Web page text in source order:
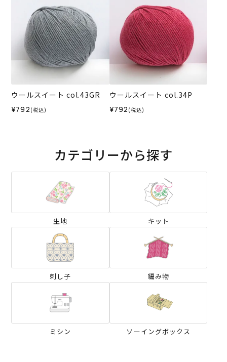
ウールスイート col.43GR
¥792 (税込)
ウールスイート col.34P
¥792 (税込)
カテゴリーから探す
生地 キット
刺し子 編み物
ミシン ソーイングボックス